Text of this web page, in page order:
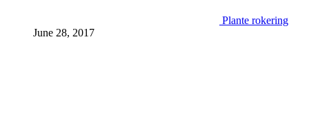
Plante rokering
June 28, 2017